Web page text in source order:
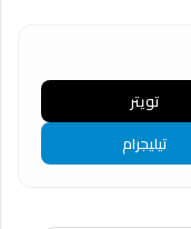
تويتر
تيليجرام